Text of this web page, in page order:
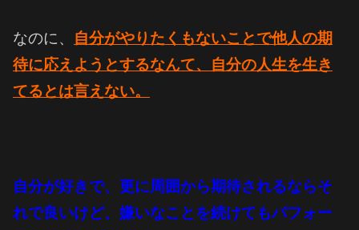
なのに、 自分がやりたくもないことで他人の期
待に応えようとするなんて、 自分の人生を生き
てるとは言えない。
自分が好きで、更に周囲から期待されるならそ
れで良いけど、 嫌いなことを続けてもパフォー